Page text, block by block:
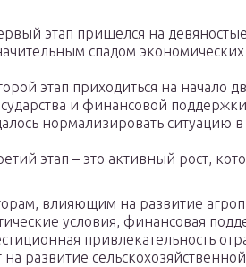
этап пришелся на
спадом
этап приходиться на начало
и финансовой
нормализировать ситуацию в
этап – это активный рост,
влияющим на развитие
условия, финансовая
привлекательность
на развитие